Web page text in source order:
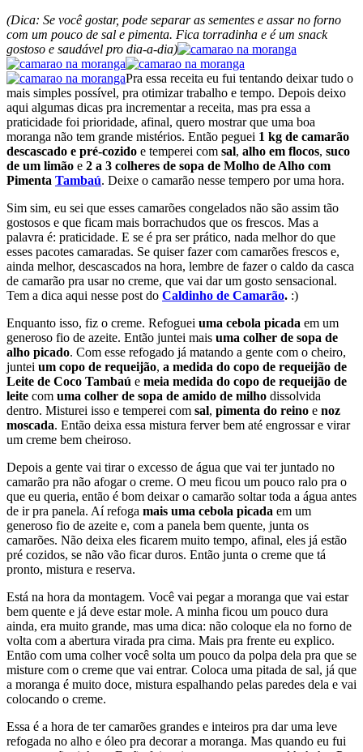
(Dica: Se você gostar, pode separar as sementes e assar no forno
com um pouco de sal e pimenta. Fica torradinha e é um snack
gostoso e saudável pro dia-a-dia)
Pra essa receita eu fui tentando deixar tudo o
mais simples possível, pra otimizar trabalho e tempo. Depois deixo
aqui algumas dicas pra incrementar a receita, mas pra essa a
praticidade foi prioridade, afinal, quero mostrar que uma boa
moranga não tem grande mistérios. Então peguei 1 kg de camarão
descascado e pré-cozido e temperei com sal, alho em flocos, suco
de um limão e 2 a 3 colheres de sopa de Molho de Alho com
Pimenta Tambaú. Deixe o camarão nesse tempero por uma hora.
Sim sim, eu sei que esses camarões congelados não são assim tão
gostosos e que ficam mais borrachudos que os frescos. Mas a
palavra é: praticidade. E se é pra ser prático, nada melhor do que
esses pacotes camaradas. Se quiser fazer com camarões frescos e,
ainda melhor, descascados na hora, lembre de fazer o caldo da casca
de camarão pra usar no creme, que vai dar um gosto sensacional.
Tem a dica aqui nesse post do Caldinho de Camarão. :)
Enquanto isso, fiz o creme. Refoguei uma cebola picada em um
generoso fio de azeite. Então juntei mais uma colher de sopa de
alho picado. Com esse refogado já matando a gente com o cheiro,
juntei um copo de requeijão, a medida do copo de requeijão de
Leite de Coco Tambaú e meia medida do copo de requeijão de
leite com uma colher de sopa de amido de milho dissolvida
dentro. Misturei isso e temperei com sal, pimenta do reino e noz
moscada. Então deixa essa mistura ferver bem até engrossar e virar
um creme bem cheiroso.
Depois a gente vai tirar o excesso de água que vai ter juntado no
camarão pra não afogar o creme. O meu ficou um pouco ralo pra o
que eu queria, então é bom deixar o camarão soltar toda a água antes
de ir pra panela. Aí refoga mais uma cebola picada em um
generoso fio de azeite e, com a panela bem quente, junta os
camarões. Não deixa eles ficarem muito tempo, afinal, eles já estão
pré cozidos, se não vão ficar duros. Então junta o creme que tá
pronto, mistura e reserva.
Está na hora da montagem. Você vai pegar a moranga que vai estar
bem quente e já deve estar mole. A minha ficou um pouco dura
ainda, era muito grande, mas uma dica: não coloque ela no forno de
volta com a abertura virada pra cima. Mais pra frente eu explico.
Então com uma colher você solta um pouco da polpa dela pra que se
misture com o creme que vai entrar. Coloca uma pitada de sal, já que
a moranga é muito doce, mistura espalhando pelas paredes dela e vai
colocando o creme.
Essa é a hora de ter camarões grandes e inteiros pra dar uma leve
refogada no alho e óleo pra decorar a moranga. Mas quando eu fui